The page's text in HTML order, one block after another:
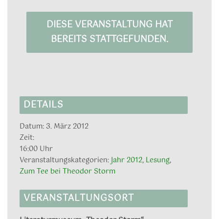
DIESE VERANSTALTUNG HAT
BEREITS STATTGEFUNDEN.
DETAILS
Datum: 3. März 2012
Zeit:
16:00 Uhr
Veranstaltungskategorien: Jahr 2012, Lesung,
Zum Tee bei Theodor Storm
VERANSTALTUNGSORT